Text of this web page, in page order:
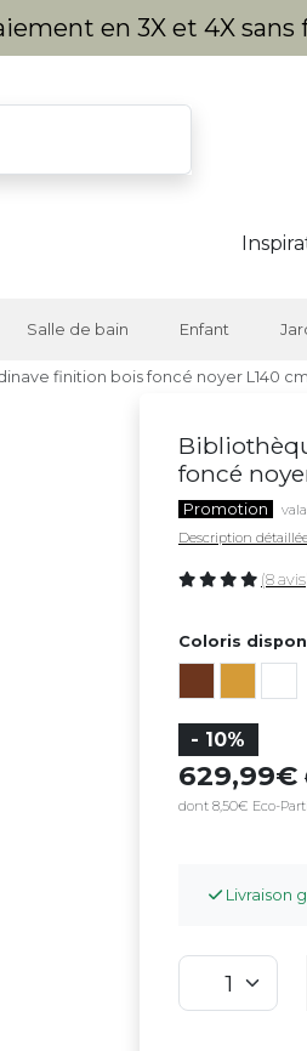
en 3X et 4X sans
Salle de bain Enfant
finition bois foncé noyer L140 cm
foncé
Promotion
Description
(8
Coloris
- 10%
629,99
dont 8,50€ Eco-
Livraison